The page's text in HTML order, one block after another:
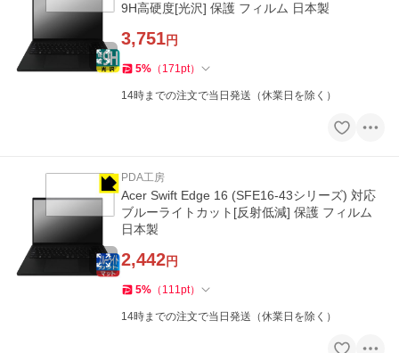
9H高硬度[光沢] 保護 フィルム 日本製
3,751円
5% （ 171pt）
14時までの注文で当日発送（休業日を除く）
PDA工房
Acer Swift Edge 16 (SFE16-43シリーズ) 対応
ブルーライトカット[反射低減] 保護 フィルム
日本製
2,442円
5% （ 111pt）
14時までの注文で当日発送（休業日を除く）